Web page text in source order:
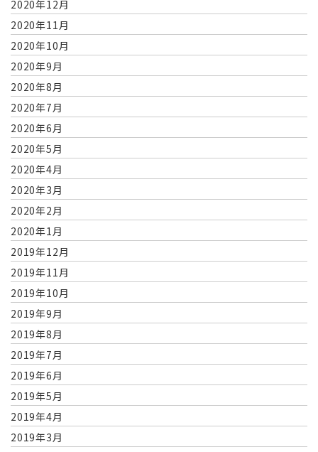
2020年12月
2020年11月
2020年10月
2020年9月
2020年8月
2020年7月
2020年6月
2020年5月
2020年4月
2020年3月
2020年2月
2020年1月
2019年12月
2019年11月
2019年10月
2019年9月
2019年8月
2019年7月
2019年6月
2019年5月
2019年4月
2019年3月